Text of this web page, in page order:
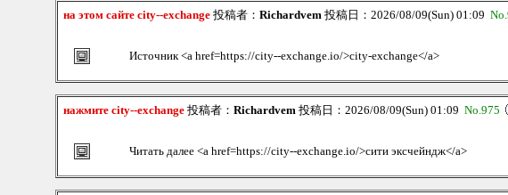
на этом сайте city--exchange投稿者： Richardvem投稿日：2026/08/09(Sun) 01:09
Источник <a href=https://city--exchange.io/>city-exchange</a>
нажмите city--exchange投稿者： Richardvem投稿日：2026/08/09(Sun) 01:09 No.975
Читать далее <a href=https://city--exchange.io/>сити эксчейндж</a>